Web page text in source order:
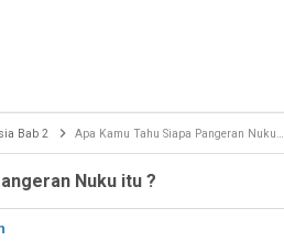
Bab 2 Apa Kamu Tahu Siapa Pangeran Nuku itu ?
Nuku itu ?